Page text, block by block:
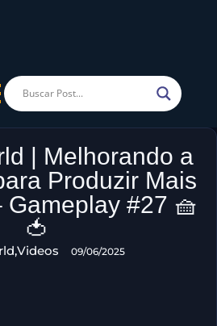
| Melhorando a
Produzir Mais
Gameplay #27 🧺
🍅
,Videos 09/06/2025